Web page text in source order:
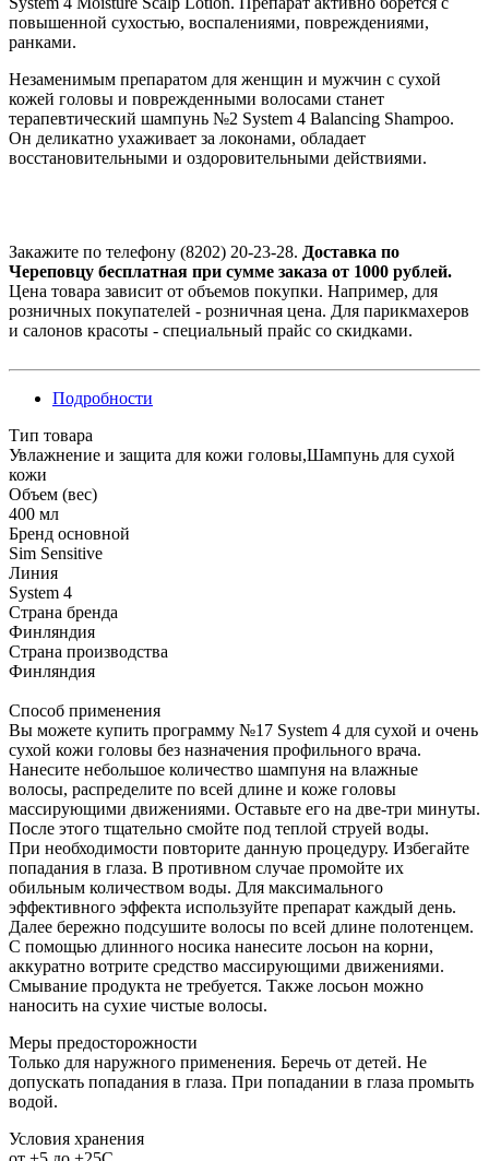
повышенной сухостью, воспалениями, повреждениями,
ранками.
Незаменимым препаратом для женщин и мужчин с сухой
кожей головы и поврежденными волосами станет
терапевтический шампунь №2 System 4 Balancing Shampoo.
Он деликатно ухаживает за локонами, обладает
восстановительными и оздоровительными действиями.
Закажите по телефону (8202) 20-23-28. Доставка по
Череповцу бесплатная при сумме заказа от 1000 рублей.
Цена товара зависит от объемов покупки. Например, для
розничных покупателей - розничная цена. Для парикмахеров
и салонов красоты - специальный прайс со скидками.
Подробности
Тип товара
Увлажнение и защита для кожи головы,Шампунь для сухой
кожи
Объем (вес)
400 мл
Бренд основной
Sim Sensitive
Линия
System 4
Страна бренда
Финляндия
Страна производства
Финляндия
Способ применения
Вы можете купить программу №17 System 4 для сухой и очень
сухой кожи головы без назначения профильного врача.
Нанесите небольшое количество шампуня на влажные
волосы, распределите по всей длине и коже головы
массирующими движениями. Оставьте его на две-три минуты.
После этого тщательно смойте под теплой струей воды.
При необходимости повторите данную процедуру. Избегайте
попадания в глаза. В противном случае промойте их
обильным количеством воды. Для максимального
эффективного эффекта используйте препарат каждый день.
Далее бережно подсушите волосы по всей длине полотенцем.
С помощью длинного носика нанесите лосьон на корни,
аккуратно вотрите средство массирующими движениями.
Смывание продукта не требуется. Также лосьон можно
наносить на сухие чистые волосы.
Меры предосторожности
Только для наружного применения. Беречь от детей. Не
допускать попадания в глаза. При попадании в глаза промыть
водой.
Условия хранения